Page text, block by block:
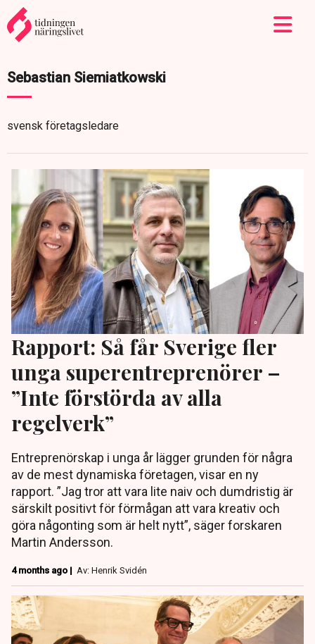
Sebastian Siemiatkowski
svensk företagsledare
Rapport: Så får Sverige fler
unga superentreprenörer –
”Inte förstörda av alla
regelverk”
Entreprenörskap i unga år lägger grunden för några
av de mest dynamiska företagen, visar en ny
rapport. ”Jag tror att vara lite naiv och dumdristig är
särskilt positivt för förmågan att vara kreativ och
göra någonting som är helt nytt”, säger forskaren
Martin Andersson.
4 months ago | Av: Henrik Svidén